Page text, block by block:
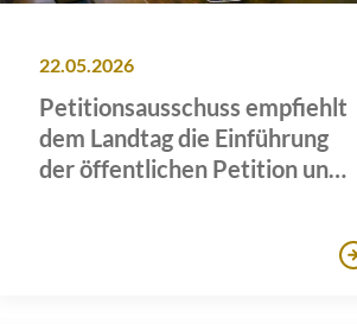
22.05.2026
Petitionsausschuss empfiehlt
dem Landtag die Einführung
der öffentlichen Petition und